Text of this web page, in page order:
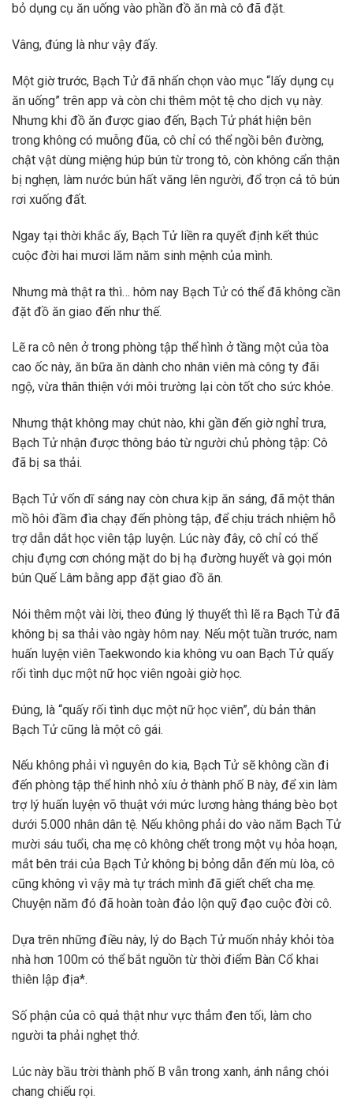
bỏ dụng cụ ăn uống vào phần đồ ăn mà cô đã đặt.
Vâng, đúng là như vậy đấy.
Một giờ trước, Bạch Tử đã nhấn chọn vào mục “lấy dụng cụ
ăn uống” trên app và còn chi thêm một tệ cho dịch vụ này.
Nhưng khi đồ ăn được giao đến, Bạch Tử phát hiện bên
trong không có muỗng đũa, cô chỉ có thể ngồi bên đường,
chật vật dùng miệng húp bún từ trong tô, còn không cẩn thận
bị nghẹn, làm nước bún hất văng lên người, đổ trọn cả tô bún
rơi xuống đất.
Ngay tại thời khắc ấy, Bạch Tử liền ra quyết định kết thúc
cuộc đời hai mươi lăm năm sinh mệnh của mình.
Nhưng mà thật ra thì… hôm nay Bạch Tử có thể đã không cần
đặt đồ ăn giao đến như thế.
Lẽ ra cô nên ở trong phòng tập thể hình ở tầng một của tòa
cao ốc này, ăn bữa ăn dành cho nhân viên mà công ty đãi
ngộ, vừa thân thiện với môi trường lại còn tốt cho sức khỏe.
Nhưng thật không may chút nào, khi gần đến giờ nghỉ trưa,
Bạch Tử nhận được thông báo từ người chủ phòng tập: Cô
đã bị sa thải.
Bạch Tử vốn dĩ sáng nay còn chưa kịp ăn sáng, đã một thân
mồ hôi đầm đìa chạy đến phòng tập, để chịu trách nhiệm hỗ
trợ dẫn dắt học viên tập luyện. Lúc này đây, cô chỉ có thể
chịu đựng cơn chóng mặt do bị hạ đường huyết và gọi món
bún Quế Lâm bằng app đặt giao đồ ăn.
Nói thêm một vài lời, theo đúng lý thuyết thì lẽ ra Bạch Tử đã
không bị sa thải vào ngày hôm nay. Nếu một tuần trước, nam
huấn luyện viên Taekwondo kia không vu oan Bạch Tử quấy
rối tình dục một nữ học viên ngoài giờ học.
Đúng, là “quấy rối tình dục một nữ học viên”, dù bản thân
Bạch Tử cũng là một cô gái.
Nếu không phải vì nguyên do kia, Bạch Tử sẽ không cần đi
đến phòng tập thể hình nhỏ xíu ở thành phố B này, để xin làm
trợ lý huấn luyện võ thuật với mức lương hàng tháng bèo bọt
dưới 5.000 nhân dân tệ. Nếu không phải do vào năm Bạch Tử
mười sáu tuổi, cha mẹ cô không chết trong một vụ hỏa hoạn,
mắt bên trái của Bạch Tử không bị bỏng dẫn đến mù lòa, cô
cũng không vì vậy mà tự trách mình đã giết chết cha mẹ.
Chuyện năm đó đã hoàn toàn đảo lộn quỹ đạo cuộc đời cô.
Dựa trên những điều này, lý do Bạch Tử muốn nhảy khỏi tòa
nhà hơn 100m có thể bắt nguồn từ thời điểm Bàn Cổ khai
thiên lập địa*.
Số phận của cô quả thật như vực thẳm đen tối, làm cho
người ta phải nghẹt thở.
Lúc này bầu trời thành phố B vẫn trong xanh, ánh nắng chói
chang chiếu rọi.